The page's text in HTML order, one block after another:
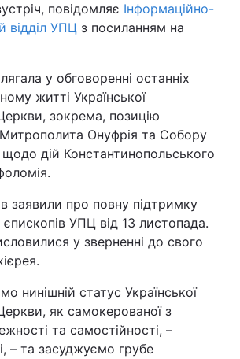
Лайт
Інциденти
Туризм
Погода
Думки
повідомляє Інформаційно-
відділ УПЦ з посиланням на
у обговоренні останніх
житті Української
зокрема, позицію
Онуфрія та Собору
дій Константинопольського
заявили про повну підтримку
УПЦ від 13 листопада.
у зверненні до свого
нинішній статус Української
як самокерованої з
та самостійності, –
– та засуджуємо грубе